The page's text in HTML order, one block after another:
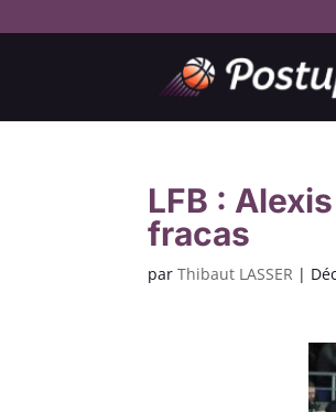
LFB :
fracas
parThibaut LASSER |